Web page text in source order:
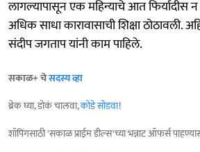
लागल्यापासून एक महिन्याचे आत फिर्यादीस
अधिक साधा कारावासाची शिक्षा ठोठावली.
संदीप जगताप यांनी काम पाहिले.
सकाळ+ चेसदस्य व्हा
ब्रेक घ्या, डोकं चालवा,कोडे सोडवा!
शॉपिंगसाठी 'सकाळ प्राईम डील्स'च्या भन्नाट ऑफर्स